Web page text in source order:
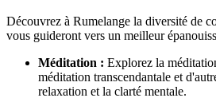
Découvrez à Rumelange la diversité de
vous guideront vers un meilleur
Méditation : Explorez la
méditation transcendantale et
relaxation et la clarté mentale.